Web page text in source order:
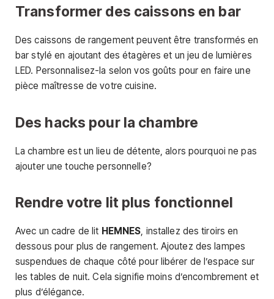
Transformer des caissons en bar
Des caissons de rangement peuvent être transformés en
bar stylé en ajoutant des étagères et un jeu de lumières
LED. Personnalisez-la selon vos goûts pour en faire une
pièce maîtresse de votre cuisine.
Des hacks pour la chambre
La chambre est un lieu de détente, alors pourquoi ne pas
ajouter une touche personnelle?
Rendre votre lit plus fonctionnel
Avec un cadre de lit HEMNES, installez des tiroirs en
dessous pour plus de rangement. Ajoutez des lampes
suspendues de chaque côté pour libérer de l’espace sur
les tables de nuit. Cela signifie moins d’encombrement et
plus d’élégance.